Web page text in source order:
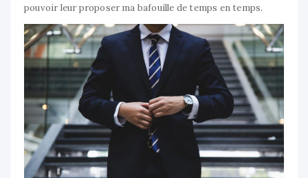
pouvoir leur proposer ma bafouille de temps en temps.